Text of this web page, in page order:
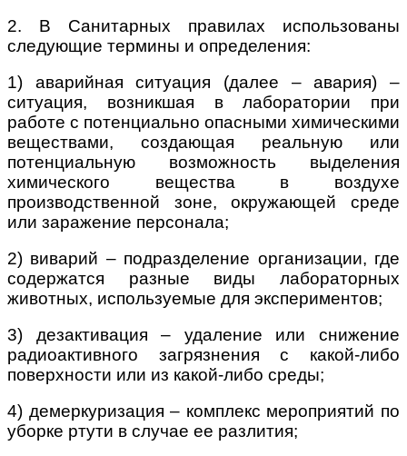
2. В Санитарных правилах использованы
следующие термины и определения:
1) аварийная ситуация (далее – авария) –
ситуация, возникшая в лаборатории при
работе с потенциально опасными химическими
веществами, создающая реальную или
потенциальную возможность выделения
химического вещества в воздухе
производственной зоне, окружающей среде
или заражение персонала;
2) виварий – подразделение организации, где
содержатся разные виды лабораторных
животных, используемые для экспериментов;
3) дезактивация – удаление или снижение
радиоактивного загрязнения с какой-либо
поверхности или из какой-либо среды;
4) демеркуризация – комплекс мероприятий по
уборке ртути в случае ее разлития;